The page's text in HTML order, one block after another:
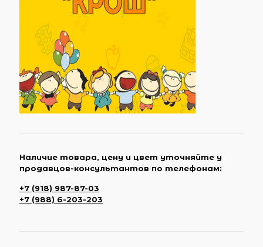
Наличие товара, цену и цвет уточняйте у
продавцов-консультантов по телефонам:
+7 (918) 987-87-03
+7 (988) 6-203-203